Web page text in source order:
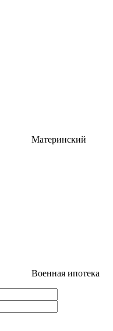
Материнский
Военная ипотека